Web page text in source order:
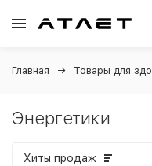
Главная Товары для
Энергетики
Хиты продаж